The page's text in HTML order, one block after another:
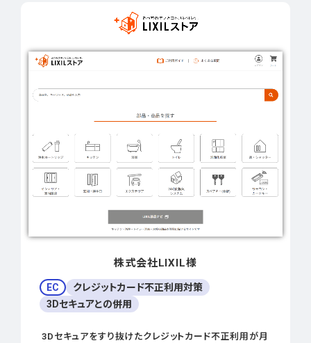
株式会社LIXIL様
EC
クレジットカード不正利用対策
3Dセキュアとの併用
3Dセキュアをすり抜けたクレジットカード不正利用が月